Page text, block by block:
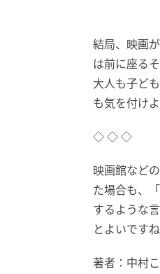
結局、映画
は前に座る
大人も子ど
も気を付け
◇ ◇ ◇
映画館など
た場合も、
するような
とよいですね
著者：中村